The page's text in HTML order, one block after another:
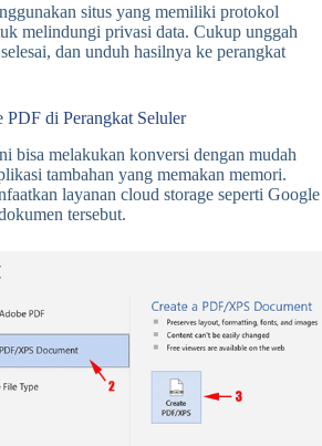
situs yang memiliki protokol
melindungi privasi data. Cukup unggah
dan unduh hasilnya ke perangkat
PDF di Perangkat Seluler
bisa melakukan konversi dengan mudah
tambahan yang memakan memori.
layanan cloud storage seperti Google
tersebut.